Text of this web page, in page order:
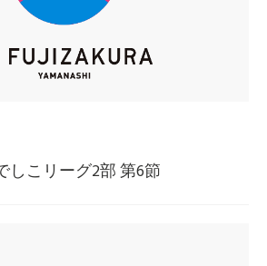
しこリーグ2部 第6節